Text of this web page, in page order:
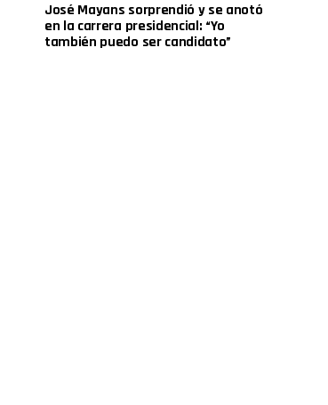
José Mayans sorprendió y se anotó
en la carrera presidencial: “Yo
también puedo ser candidato”